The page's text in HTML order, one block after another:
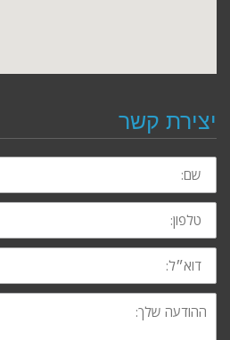
יצירת קשר
שם:
טלפון:
דוא״ל:
ההודעה
שלך: